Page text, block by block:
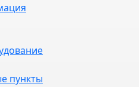
пункты